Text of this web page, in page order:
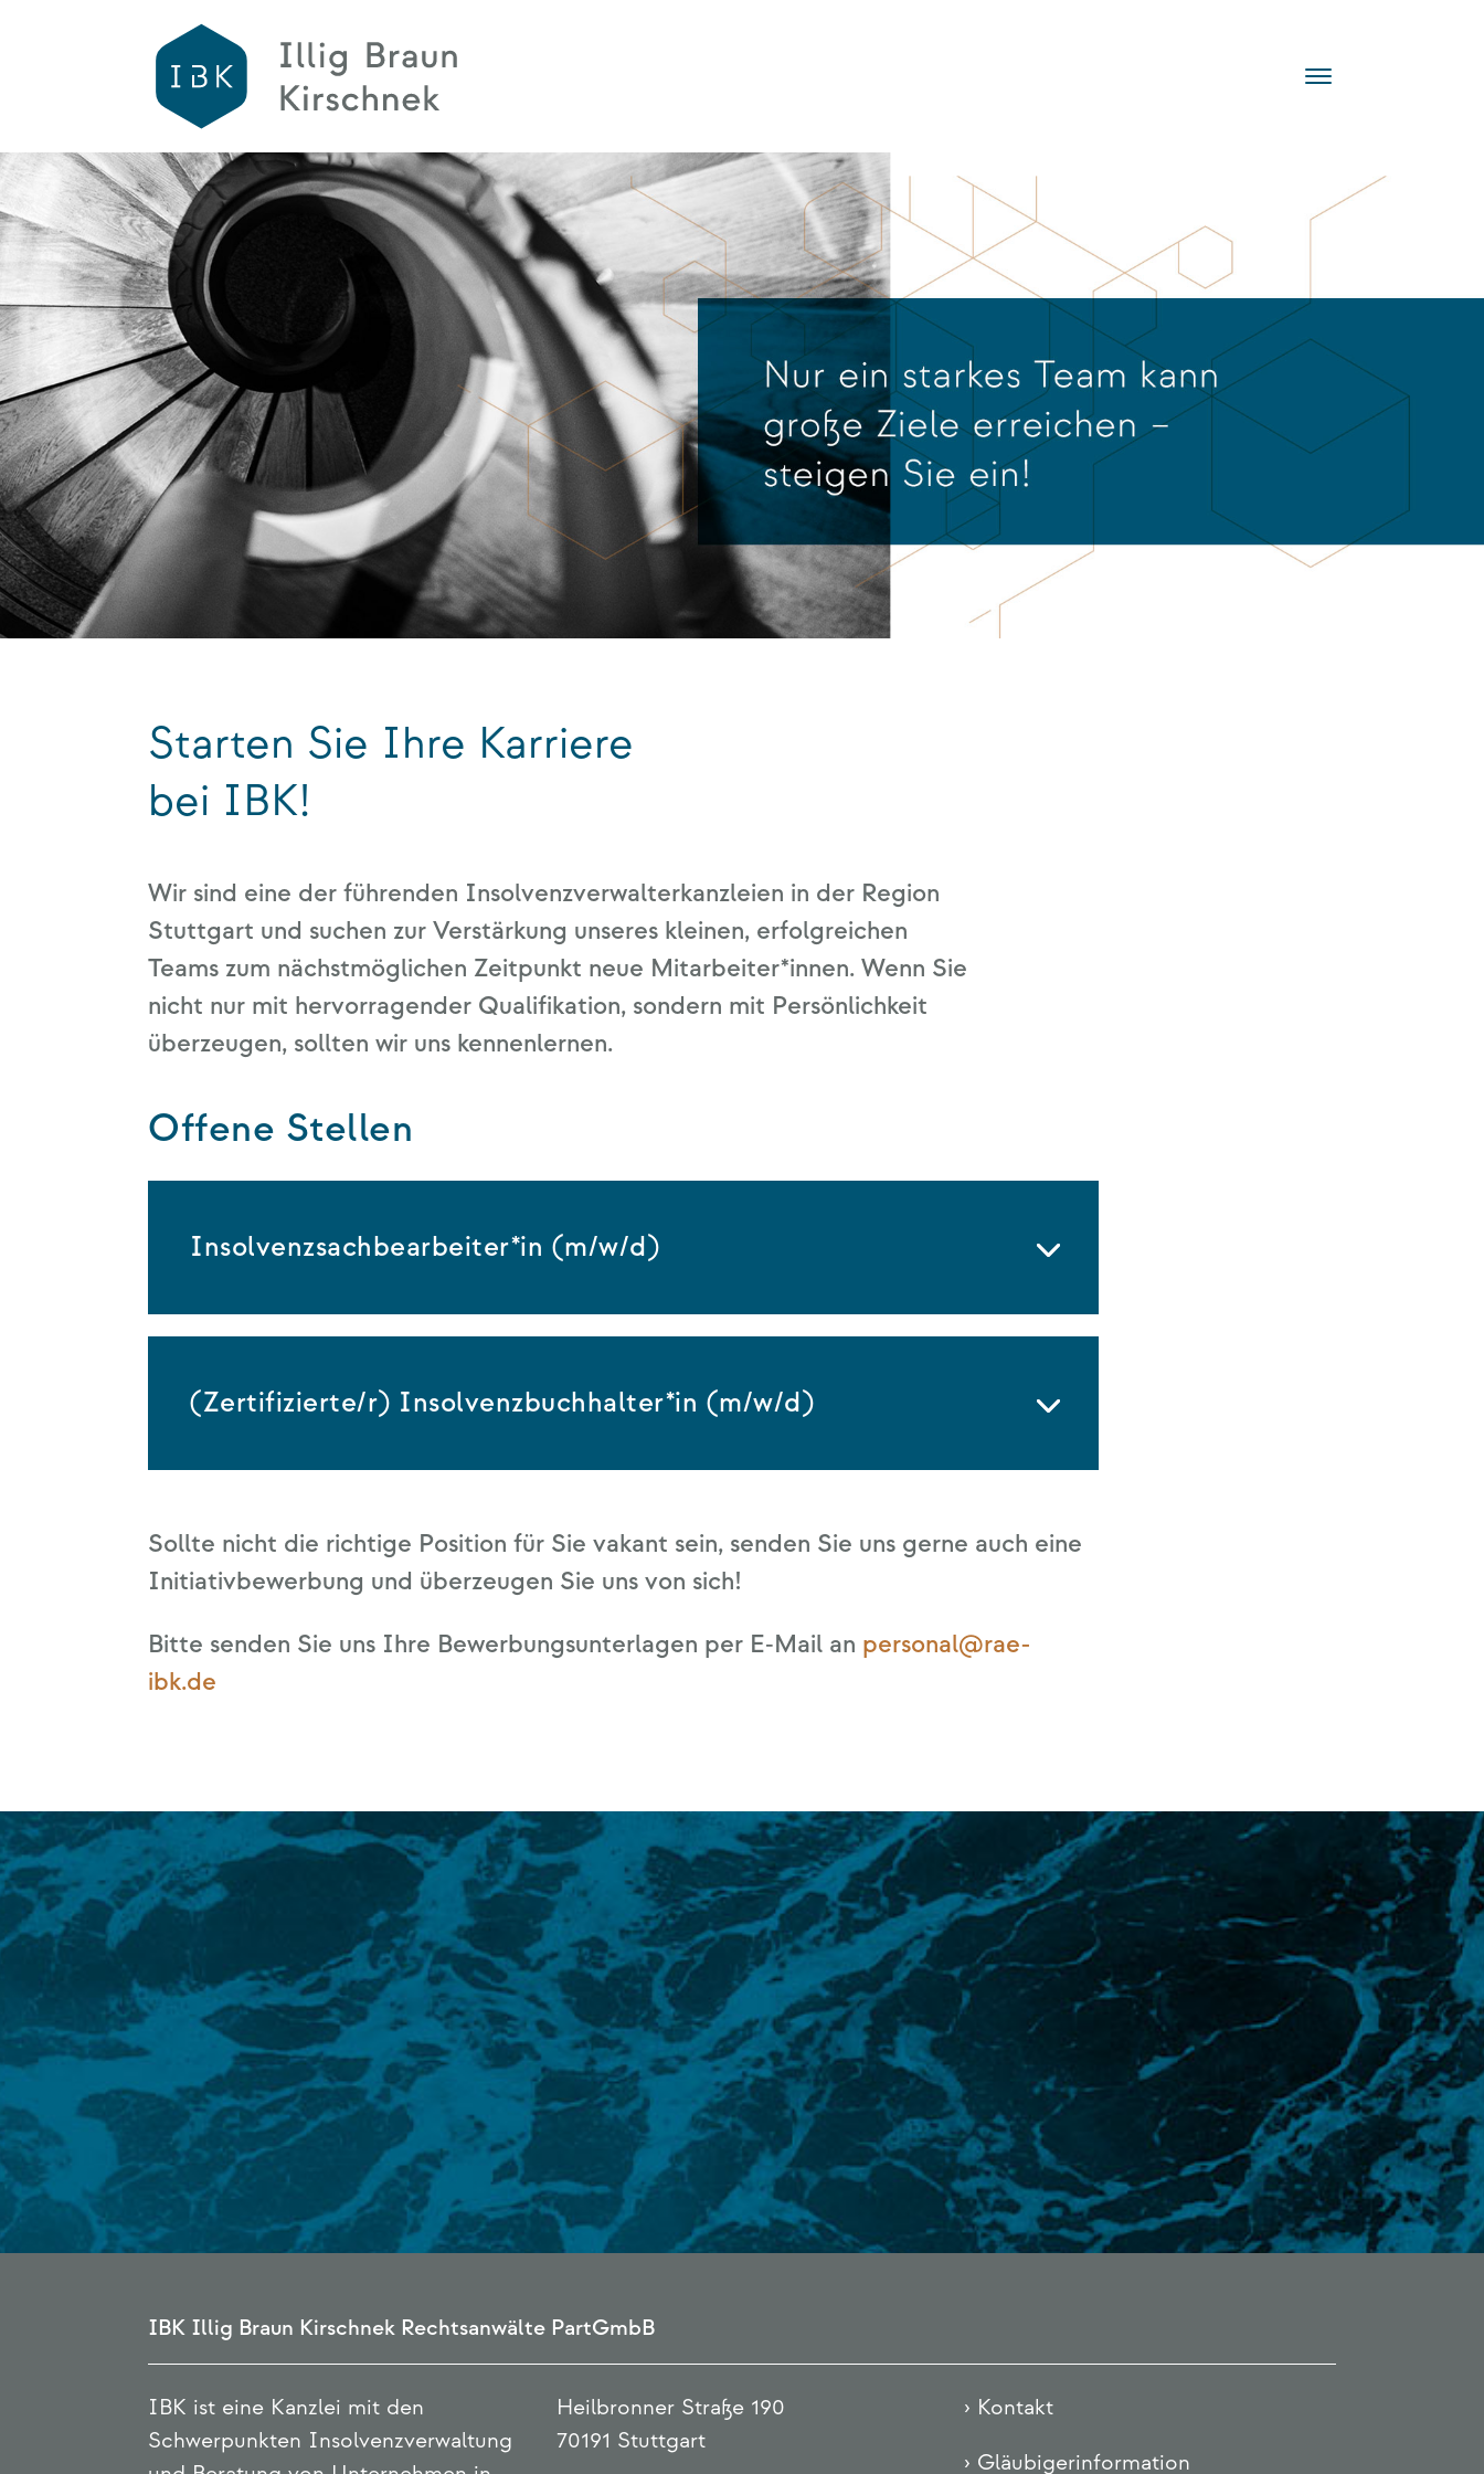
Starten Sie Ihre Karriere
bei IBK!
Wir sind eine der füh­ren­den Insol­venz­ver­wal­ter­kanz­lei­en in der Regi­on
Stutt­gart und suchen zur Ver­stär­kung unse­res klei­nen, erfolg­rei­chen
Teams zum nächst­mög­li­chen Zeit­punkt neue Mitarbeiter*innen.Wenn Sie
nicht nur mit her­vor­ra­gen­der Qua­li­fi­ka­ti­on, son­dern mit Per­sön­lich­keit
über­zeu­gen, soll­ten wir uns kennenlernen.
Offene Stellen
Insolvenzsachbearbeiter*in (m/w/d)
(Zertifizierte/r) Insolvenzbuchhalter*in (m/w/d)
Soll­te nicht die rich­ti­ge Posi­ti­on für Sie vakant sein, sen­den Sie uns ger­ne auch eine
Initia­tiv­be­wer­bung und über­zeu­gen Sie uns von sich!
Bit­te sen­den Sie uns Ihre Bewer­bungs­un­ter­la­gen per E‑Mail an personal@rae-
ibk.de
IBK Illig Braun Kirschnek Rechtsanwälte PartGmbB
IBK ist eine Kanzlei mit den
Schwerpunkten Insolvenzverwaltung
Heilbronner Straße 190
70191 Stuttgart
› Kontakt
› Gläubigerinformation